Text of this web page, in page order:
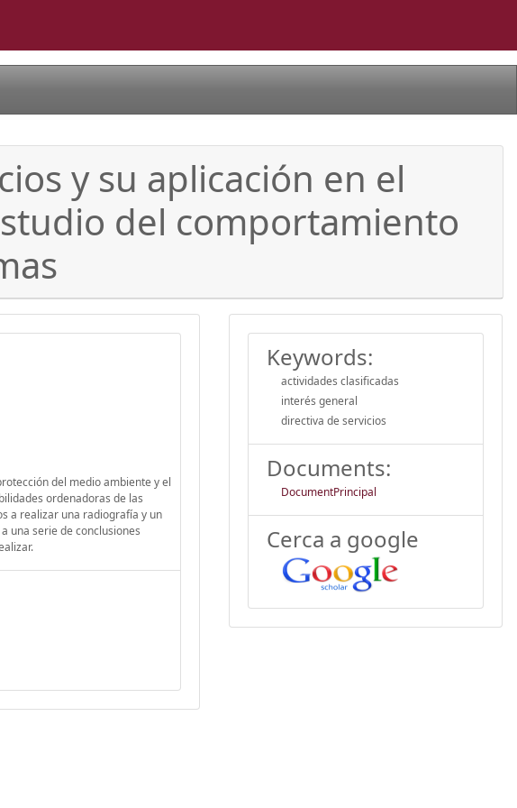
y su aplicación en el
del comportamiento
del medio ambiente y el
ordenadoras de las
a realizar una radiografía y un
una serie de conclusiones
Keywords:
actividades clasificadas
interés general
directiva de servicios
Documents:
DocumentPrincipal
Cerca a google